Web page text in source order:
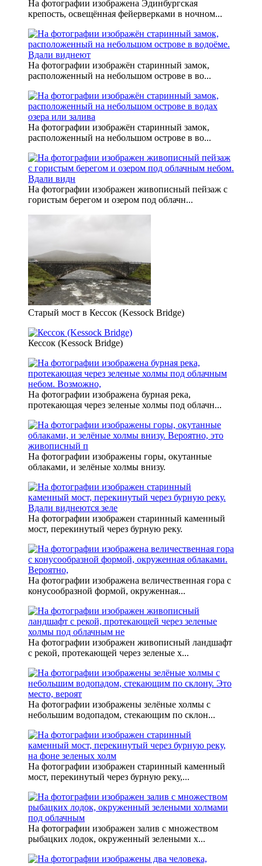
На фотографии изображена Эдинбургская
крепость, освещённая фейерверками в ночном...
На фотографии изображён старинный замок,
расположенный на небольшом острове в во...
На фотографии изображён старинный замок,
расположенный на небольшом острове в во...
На фотографии изображен живописный пейзаж с
гористым берегом и озером под облачн...
Старый мост в Кессок (Kessock Bridge)
Кессок (Kessock Bridge)
На фотографии изображена бурная река,
протекающая через зеленые холмы под облачн...
На фотографии изображены горы, окутанные
облаками, и зелёные холмы внизу.
На фотографии изображен старинный каменный
мост, перекинутый через бурную реку.
На фотографии изображена величественная гора с
конусообразной формой, окруженная...
На фотографии изображен живописный ландшафт
с рекой, протекающей через зеленые х...
На фотографии изображены зелёные холмы с
небольшим водопадом, стекающим по склон...
На фотографии изображен старинный каменный
мост, перекинутый через бурную реку,...
На фотографии изображен залив с множеством
рыбацких лодок, окруженный зелеными х...